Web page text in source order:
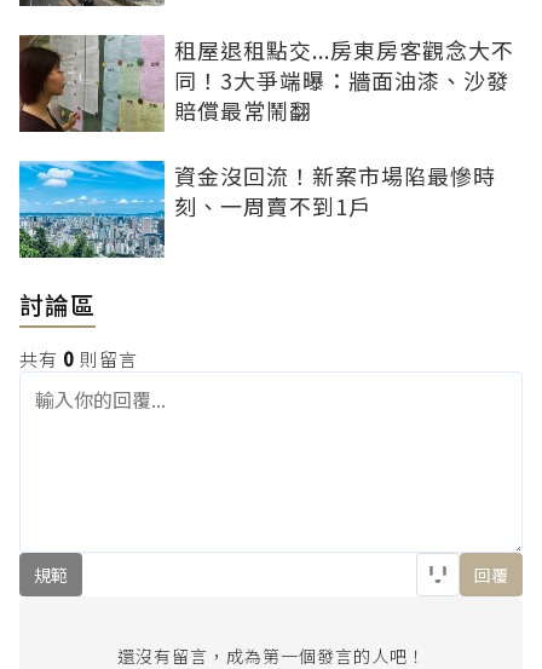
租屋退租點交...房東房客觀念大不
同！3大爭端曝：牆面油漆、沙發
賠償最常鬧翻
資金沒回流！新案市場陷最慘時
刻、一周賣不到1戶
討論區
共有 0 則留言
規範 回覆
還沒有留言，成為第一個發言的人吧！